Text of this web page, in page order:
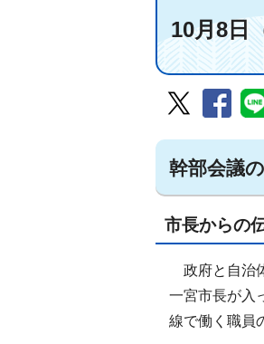
10月8日
幹部会議
市長からの
政府と自治
一宮市長が入
線で働く職員